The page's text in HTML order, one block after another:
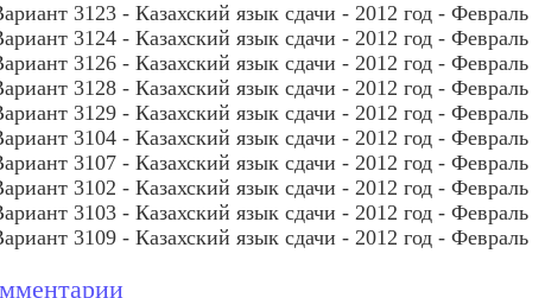
3123 - Казахский язык сдачи - 2012 год - Февраль
3124 - Казахский язык сдачи - 2012 год - Февраль
3126 - Казахский язык сдачи - 2012 год - Февраль
3128 - Казахский язык сдачи - 2012 год - Февраль
3129 - Казахский язык сдачи - 2012 год - Февраль
3104 - Казахский язык сдачи - 2012 год - Февраль
3107 - Казахский язык сдачи - 2012 год - Февраль
3102 - Казахский язык сдачи - 2012 год - Февраль
3103 - Казахский язык сдачи - 2012 год - Февраль
3109 - Казахский язык сдачи - 2012 год - Февраль